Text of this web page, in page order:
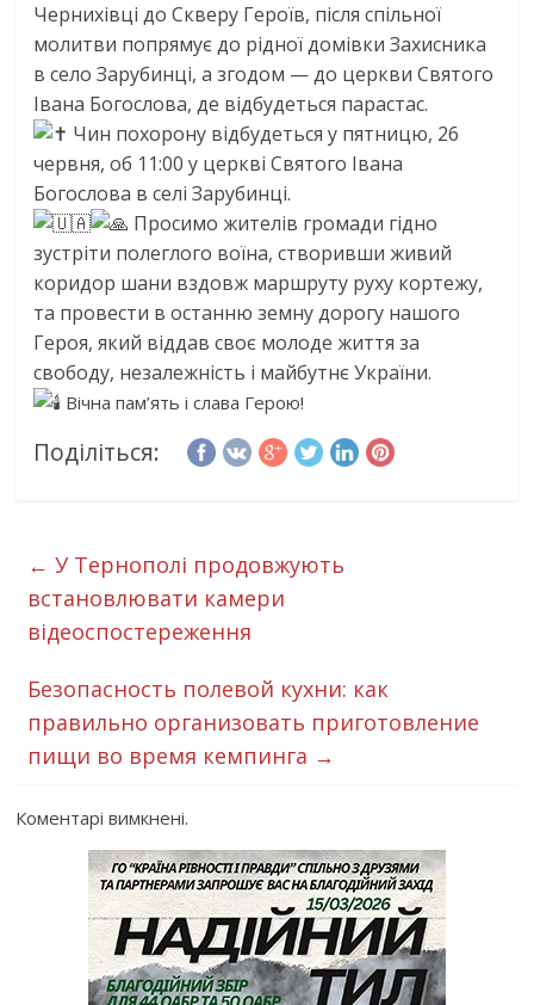
Чернихівці до Скверу Героїв, після спільної
молитви попрямує до рідної домівки Захисника
в село Зарубинці, а згодом — до церкви Святого
Івана Богослова, де відбудеться парастас.
Чин похорону відбудеться у пятницю, 26
червня, об 11:00 у церкві Святого Івана
Богослова в селі Зарубинці.
Просимо жителів громади гідно
зустріти полеглого воїна, створивши живий
коридор шани вздовж маршруту руху кортежу,
та провести в останню земну дорогу нашого
Героя, який віддав своє молоде життя за
свободу, незалежність і майбутнє України.
Вічна пам’ять і слава Герою!
Поділіться:
← У Тернополі продовжують
встановлювати камери
відеоспостереження
Безопасность полевой кухни: как
правильно организовать приготовление
пищи во время кемпинга →
Коментарі вимкнені.